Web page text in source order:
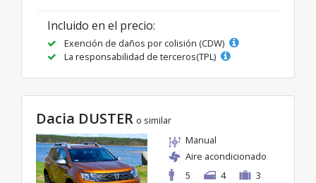
Incluido en el precio:
Exención de daños por colisión (CDW)
La responsabilidad de terceros(TPL)
Dacia DUSTER o similar
Manual
Aire acondicionado
5
4 3